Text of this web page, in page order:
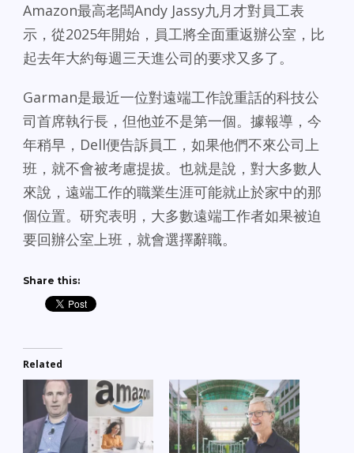
Amazon最高老闆Andy Jassy九月才對員工表
示，從2025年開始，員工將全面重返辦公室，比
起去年大約每週三天進公司的要求又多了。
Garman是最近一位對遠端工作說重話的科技公
司首席執行長，但他並不是第一個。據報導，今
年稍早，Dell便告訴員工，如果他們不來公司上
班，就不會被考慮提拔。也就是說，對大多數人
來說，遠端工作的職業生涯可能就止於家中的那
個位置。研究表明，大多數遠端工作者如果被迫
要回辦公室上班，就會選擇辭職。
Share this:
Related